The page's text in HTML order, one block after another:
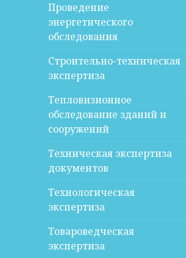
Проведение
энергетического
обследования
Строительно-техническая
экспертиза
Тепловизионное
обследование зданий и
сооружений
Техническая экспертиза
документов
Технологическая
экспертиза
Товароведческая
экспертиза